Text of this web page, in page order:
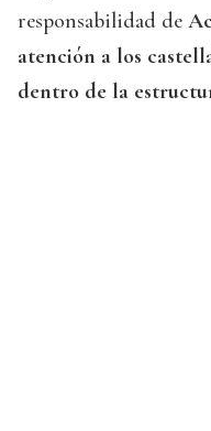
responsabilidad de
atención a los
dentro de la